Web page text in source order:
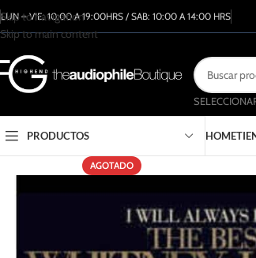
Skip to navigation
Skip to main content
LUN – VIE: 10:00 A 19:00HRS / SAB: 10:00 A 14:00 HRS
PRODUCTOS HOME
AGOTADO